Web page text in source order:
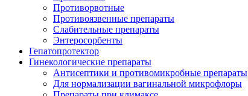
Противорвотные
Противоязвенные препараты
Слабительные препараты
Энтеросорбенты
Гепатопротектор
Гинекологические препараты
Антисептики и противомикробные препараты
Для нормализации вагинальной микрофлоры